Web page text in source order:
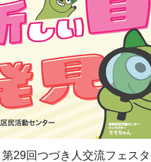
第29回つづき人交流フェス